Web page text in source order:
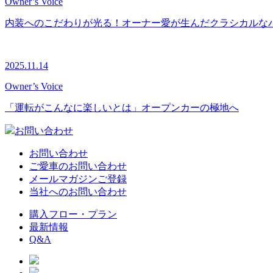
内装へのこだわりが光る！オーナー愛が生んだクラシカルな
2025.11.14
Owner’s Voice
「運転がこんなに楽しいとは」オープンカーの極地へ
お問い合わせ
お問い合わせ
ご愛車のお問い合わせ
メールマガジンご登録
当社へのお問い合わせ
購入フロー・プラン
最新情報
Q&A